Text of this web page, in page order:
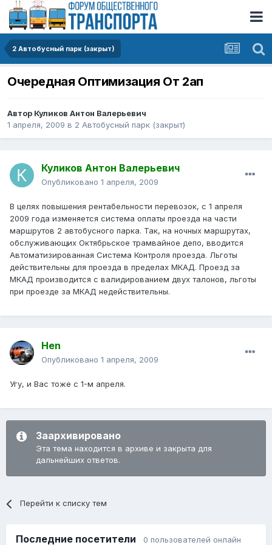
2 Автобусный парк (закрыт)
Очередная Оптимизация От 2ап
Автор Куликов Антон Валерьевич
1 апреля, 2009 в 2 Автобусный парк (закрыт)
Куликов Антон Валерьевич
Опубликовано 1 апреля, 2009
В целях повышения рентабельности перевозок, с 1 апреля
2009 года изменяется система оплаты проезда на части
маршрутов 2 автобусного парка. Так, на ночных маршрутах,
обслуживающих Октябрьское трамвайное депо, вводится
Автоматизированная Система Контроля проезда. Льготы
действительны для проезда в пределах МКАД. Проезд за
МКАД производится с валидированием двух талонов, льготы
при проезде за МКАД недействительны.
Hen
Опубликовано 1 апреля, 2009
Угу, и Вас тоже с 1-м апреля.
Заархивировано
Эта тема находится в архиве и закрыта для
дальнейших ответов.
Перейти к списку тем
Последние посетители 0 пользователей онлайн